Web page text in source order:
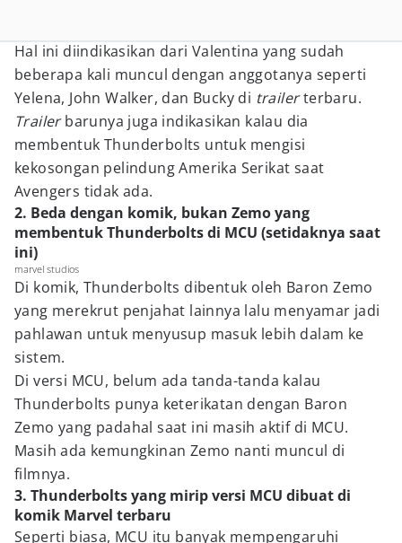
Hal ini diindikasikan dari Valentina yang sudah
beberapa kali muncul dengan anggotanya seperti
Yelena, John Walker, dan Bucky di trailerterbaru.
Trailerbarunya juga indikasikan kalau dia
membentuk Thunderbolts untuk mengisi
kekosongan pelindung Amerika Serikat saat
Avengers tidak ada.
2. Beda dengan komik, bukan Zemo yang
membentuk Thunderbolts di MCU (setidaknya saat
ini)
marvel studios
Di komik, Thunderbolts dibentuk oleh Baron Zemo
yang merekrut penjahat lainnya lalu menyamar jadi
pahlawan untuk menyusup masuk lebih dalam ke
sistem.
Di versi MCU, belum ada tanda-tanda kalau
Thunderbolts punya keterikatan dengan Baron
Zemo yang padahal saat ini masih aktif di MCU.
Masih ada kemungkinan Zemo nanti muncul di
filmnya.
3. Thunderbolts yang mirip versi MCU dibuat di
komik Marvel terbaru
Seperti biasa, MCU itu banyak mempengaruhi